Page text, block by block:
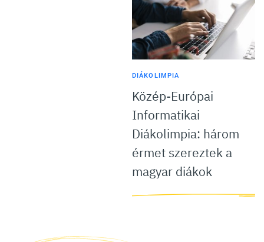
DIÁKOLIMPIA
Közép-Európai
Informatikai
Diákolimpia: három
érmet szereztek a
magyar diákok